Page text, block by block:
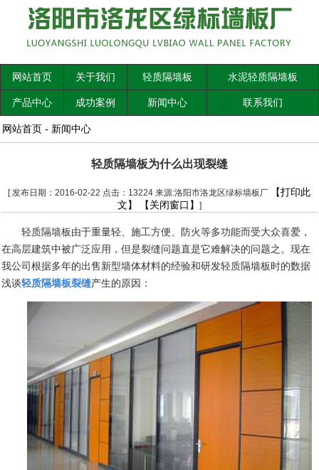
网站首页 关于我们 轻质隔墙板 水泥轻质隔墙板
产品中心 成功案例 新闻中心 联系我们
网站首页 - 新闻中心
轻质隔墙板为什么出现裂缝
[ 发布日期：2016-02-22 点击：13224 来源:洛阳市洛龙区绿标墙板厂
【打印此
文】
【关闭窗口】 ]
轻质隔墙板由于重量轻、施工方便、防火等多功能而受大众喜爱，
在高层建筑中被广泛应用，但是裂缝问题直是它难解决的问题之。现在
我公司根据多年的出售新型墙体材料的经验和研发轻质隔墙板时的数据
浅谈轻质隔墙板裂缝产生的原因：